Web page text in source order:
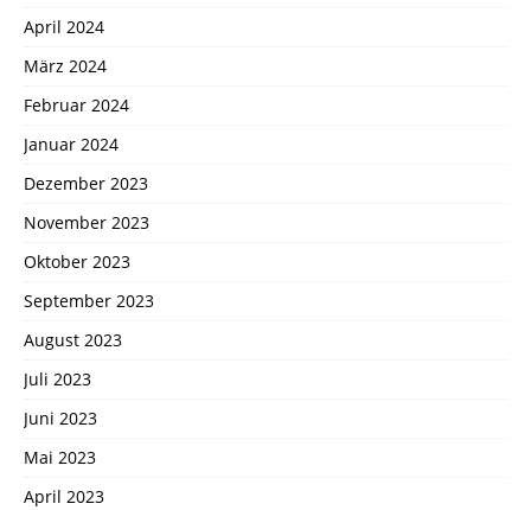
April 2024
März 2024
Februar 2024
Januar 2024
Dezember 2023
November 2023
Oktober 2023
September 2023
August 2023
Juli 2023
Juni 2023
Mai 2023
April 2023